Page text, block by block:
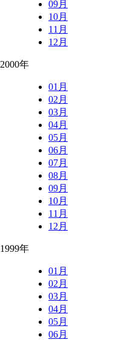
09月
10月
11月
12月
2000年
01月
02月
03月
04月
05月
06月
07月
08月
09月
10月
11月
12月
1999年
01月
02月
03月
04月
05月
06月